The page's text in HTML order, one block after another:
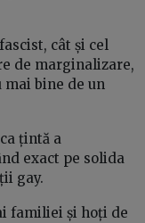
cât și cel
de marginalizare,
mai bine de un
țintă a
exact pe solida
gay.
familiei și hoți de